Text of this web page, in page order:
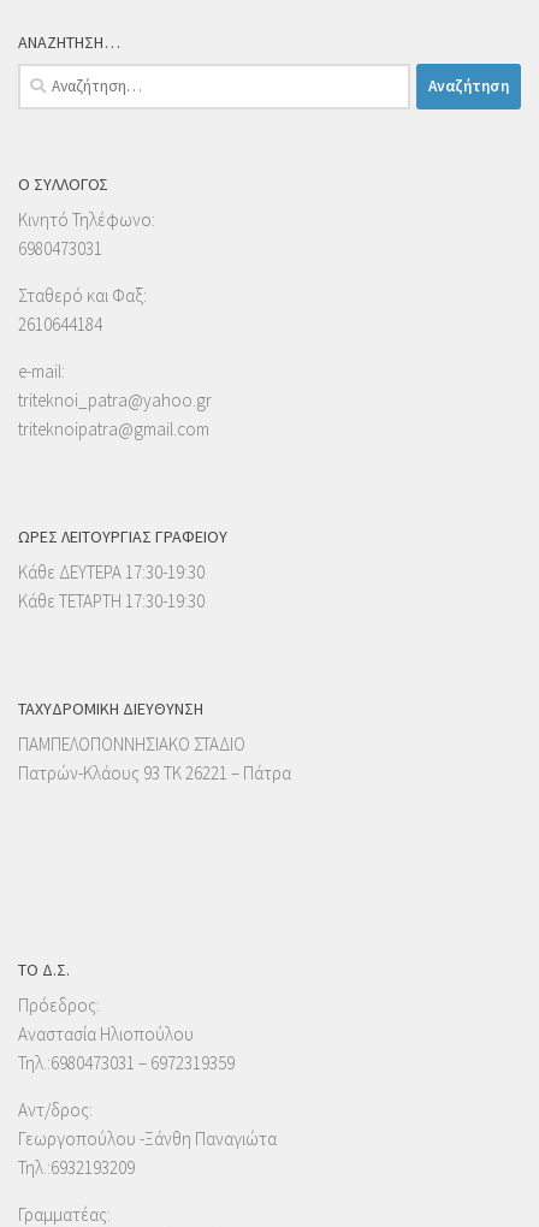
ΑΝΑΖΗΤΗΣΗ…
Αναζήτηση
για:
Ο ΣΥΛΛΟΓΟΣ
Κινητό Τηλέφωνο:
6980473031
Σταθερό και Φαξ:
2610644184
e-mail:
triteknoi_patra@yahoo.gr
triteknoipatra@gmail.com
ΩΡΕΣ ΛΕΙΤΟΥΡΓΙΑΣ ΓΡΑΦΕΙΟΥ
Κάθε ΔΕΥΤΕΡΑ 17:30-19:30
Κάθε ΤΕΤΑΡΤΗ 17:30-19:30
ΤΑΧΥΔΡΟΜΙΚΉ ΔΙΕΎΘΥΝΣΗ
ΠΑΜΠΕΛΟΠΟΝΝΗΣΙΑΚΟ ΣΤΑΔΙΟ
Πατρών-Κλάους 93 ΤΚ 26221 – Πάτρα
ΤΟ Δ.Σ.
Πρόεδρος:
Αναστασία Ηλιοπούλου
Τηλ.:6980473031 – 6972319359
Αντ/δρος:
Γεωργοπούλου -Ξάνθη Παναγιώτα
Τηλ.:6932193209
Γραμματέας: